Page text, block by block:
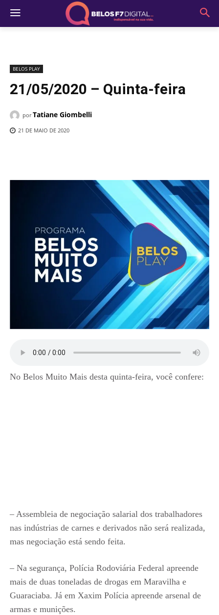
BELOS PLAY
21/05/2020 – Quinta-feira
por Tatiane Giombelli
21 DE MAIO DE 2020
No Belos Muito Mais desta quinta-feira, você confere:
– Assembleia de negociação salarial dos trabalhadores
nas indústrias de carnes e derivados não será realizada,
mas negociação está sendo feita.
– Na segurança, Polícia Rodoviária Federal apreende
mais de duas toneladas de drogas em Maravilha e
Guaraciaba. Já em Xaxim Polícia apreende arsenal de
armas e munições.